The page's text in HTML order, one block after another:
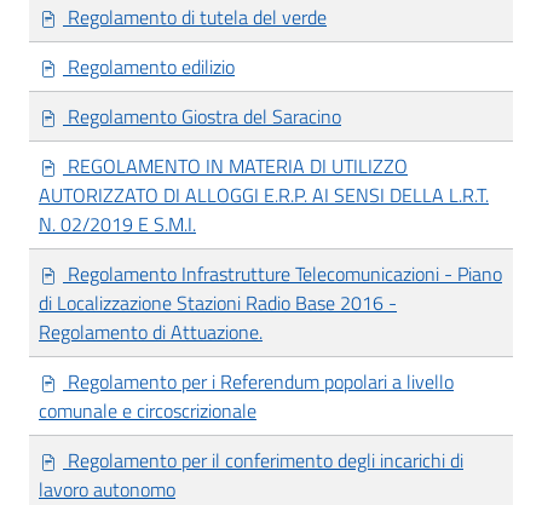
Regolamento di tutela del verde
Regolamento edilizio
Regolamento Giostra del Saracino
REGOLAMENTO IN MATERIA DI UTILIZZO
AUTORIZZATO DI ALLOGGI E.R.P. AI SENSI DELLA L.R.T.
N. 02/2019 E S.M.I.
Regolamento Infrastrutture Telecomunicazioni - Piano
di Localizzazione Stazioni Radio Base 2016 -
Regolamento di Attuazione.
Regolamento per i Referendum popolari a livello
comunale e circoscrizionale
Regolamento per il conferimento degli incarichi di
lavoro autonomo